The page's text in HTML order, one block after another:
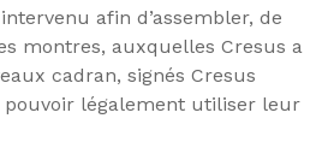
afin d’assembler, de
montres, auxquelles Cresus a
cadran, signés Cresus
pouvoir légalement utiliser leur